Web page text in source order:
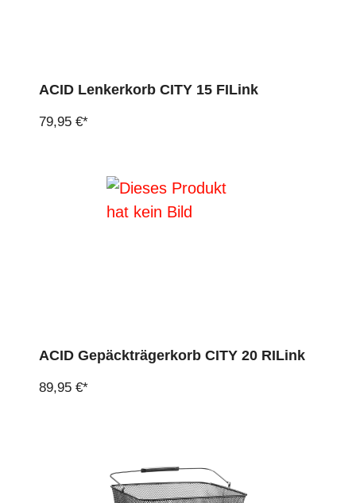
ACID Lenkerkorb CITY 15 FILink
79,95 €*
ACID Gepäckträgerkorb CITY 20 RILink
89,95 €*